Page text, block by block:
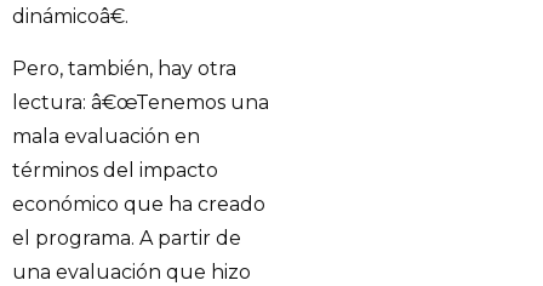
dinámicoâ€.
Pero, también, hay otra
lectura: â€œTenemos una
mala evaluación en
términos del impacto
económico que ha creado
el programa. A partir de
una evaluación que hizo